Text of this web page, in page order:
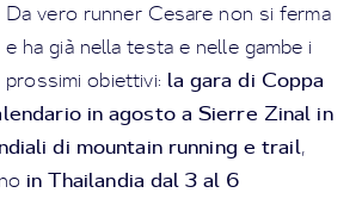
Da vero runner Cesare non si ferma
e ha già nella testa e nelle gambe i
prossimi obiettivi: la gara di Coppa
in agosto a Sierre Zinal in
di mountain running e trail,
in Thailandia dal 3 al 6